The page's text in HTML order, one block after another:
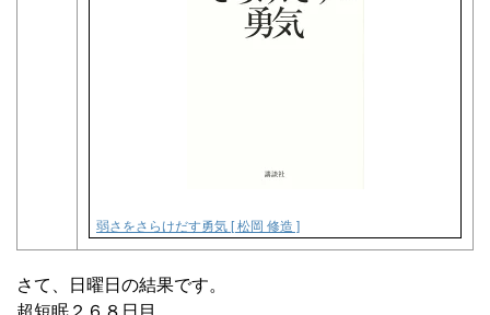
弱さをさらけだす勇気 [ 松岡 修造 ]
さて、日曜日の結果です。